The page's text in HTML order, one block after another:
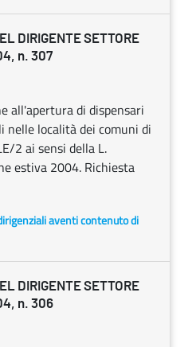
DIRIGENTE SETTORE
n. 307
all'apertura di dispensari
nelle località dei comuni di
2 ai sensi della L.
estiva 2004. Richiesta
aventi contenuto di
DIRIGENTE SETTORE
n. 306